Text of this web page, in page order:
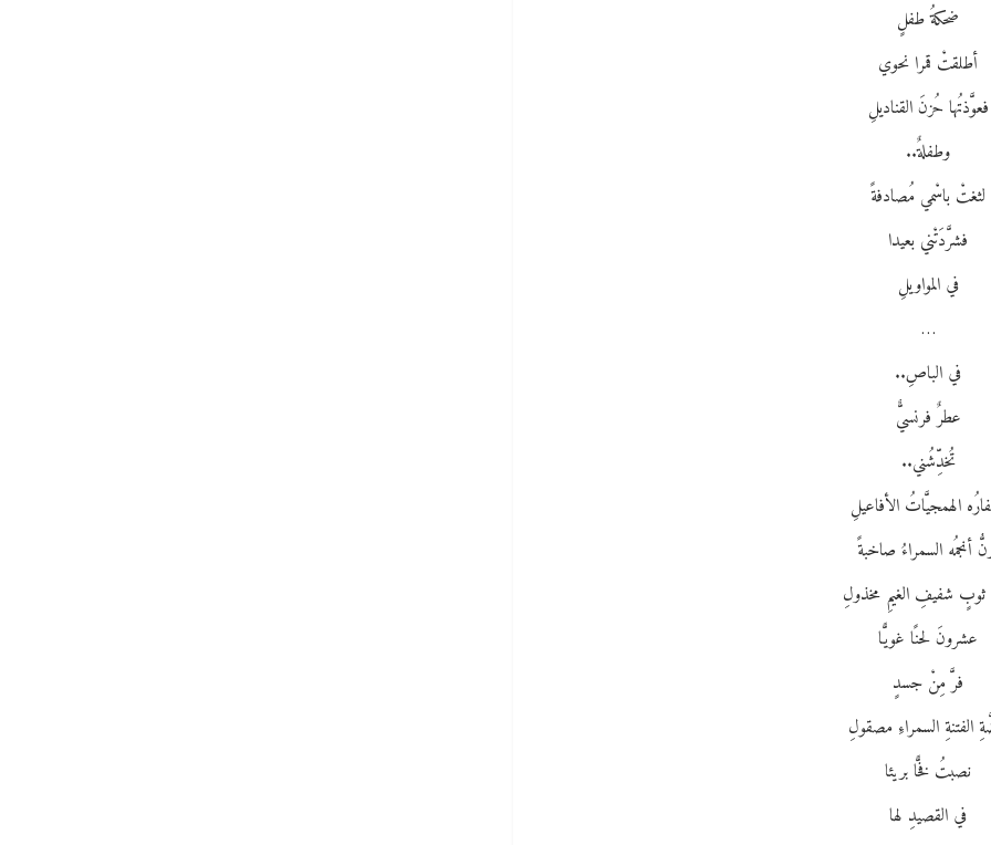
ضحكةُ طفلٍ
أطلقتْ قمرا نحوي
فعوَّذتُها حُزنَ القناديلِ
وطفلةٌ..
لثغتْ باسْمي مُصادفةً
فشرَّدَتْني بعيدا
في المواويلِ
…
في الباصِ..
عطرٌ فرنسيٌّ
تُخدِّشُني..
الهمجيَّاتُ الأفاعيلِ
أنجمُه السمراءُ صاخبةً
ثوبٍ شفيفِ الغيمِ مخذولِ
عشرونَ لحنًا غويًّا
فرَّ مِنْ جسدٍ
الفتنةِ السمراءِ مصقولِ
نصبتُ فخًّا بريئا
في القصيدِ لها